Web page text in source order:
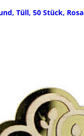
Tüll, 50 Stück, Rosa